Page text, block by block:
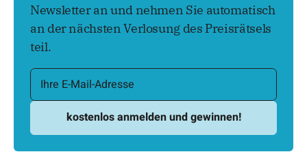
Newsletter an und nehmen Sie automatisch
an der nächsten Verlosung des Preisrätsels
teil.